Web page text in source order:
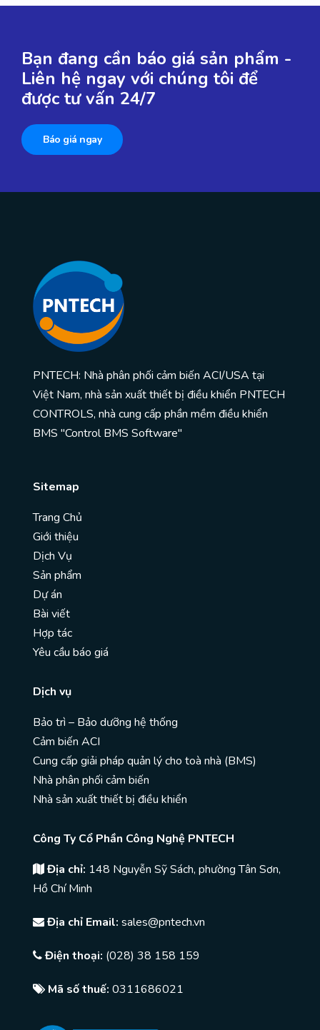
Bạn đang cần báo giá sản phẩm -
Liên hệ ngay với chúng tôi để
được tư vấn 24/7
Báo giá ngay
PNTECH: Nhà phân phối cảm biến ACI/USA tại
Việt Nam, nhà sản xuất thiết bị điều khiển PNTECH
CONTROLS, nhà cung cấp phần mềm điều khiển
BMS "Control BMS Software"
Sitemap
Trang Chủ
Giới thiệu
Dịch Vụ
Sản phẩm
Dự án
Bài viết
Hợp tác
Yêu cầu báo giá
Dịch vụ
Bảo trì – Bảo dưỡng hệ thống
Cảm biến ACI
Cung cấp giải pháp quản lý cho toà nhà (BMS)
Nhà phân phối cảm biến
Nhà sản xuất thiết bị điều khiển
Công Ty Cổ Phần Công Nghệ PNTECH
Địa chỉ: 148 Nguyễn Sỹ Sách, phường Tân Sơn,
Hồ Chí Minh
Địa chỉ Email: sales@pntech.vn
Điện thoại: (028) 38 158 159
Mã số thuế: 0311686021